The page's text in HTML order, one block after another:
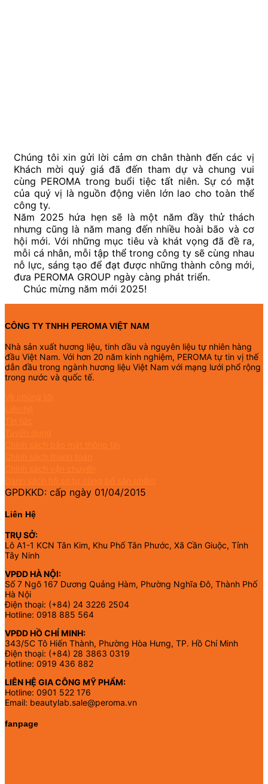
Chúng tôi xin gửi lời cảm ơn chân thành đến các vị
Khách mời quý giá đã đến tham dự và chung vui
cùng PEROMA trong buổi tiệc tất niên. Sự có mặt
của quý vị là nguồn động viên lớn lao cho toàn thể
công ty.
Năm 2025 hứa hẹn sẽ là một năm đầy thử thách
nhưng cũng là năm mang đến nhiều hoài bão và cơ
hội mới. Với những mục tiêu và khát vọng đã đề ra,
mỗi cá nhân, mỗi tập thể trong công ty sẽ cùng nhau
nỗ lực, sáng tạo để đạt được những thành công mới,
đưa PEROMA GROUP ngày càng phát triển.
Chúc mừng năm mới 2025!
CÔNG TY TNHH PEROMA VIỆT NAM
Nhà sản xuất hương liệu, tinh dầu và nguyên liệu tự nhiên hàng
đầu Việt Nam. Với hơn 20 năm kinh nghiệm, PEROMA tự tin vị thế
dẫn đầu trong ngành hương liệu Việt Nam với mạng lưới phổ rộng
trong nước và quốc tế.
GPDKKD: cấp ngày 01/04/2015
Liên Hệ
TRỤ SỞ:
Lô A1-1 KCN Tân Kim, Khu Phố Tân Phước, Xã Cần Giuộc, Tỉnh
Tây Ninh
VPĐD HÀ NỘI:
Số 7 Ngõ 167 Dương Quảng Hàm, Phường Nghĩa Đô, Thành Phố
Hà Nội
Điện thoại: (+84) 24 3226 2504
Hotline: 0918 885 564
VPĐD HỒ CHÍ MINH:
343/5C Tô Hiến Thành, Phường Hòa Hưng, TP. Hồ Chí Minh
Điện thoại: (+84) 28 3863 0319
Hotline: 0919 436 882
LIÊN HỆ GIA CÔNG MỸ PHẨM:
Hotline: 0901 522 176
Email: beautylab.sale@peroma.vn
fanpage